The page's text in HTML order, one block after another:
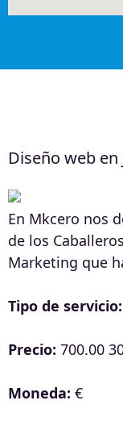
Diseño web en
En Mkcero nos
de los
Marketing que
Tipo de servicio:
Precio: 700.00
Moneda: €